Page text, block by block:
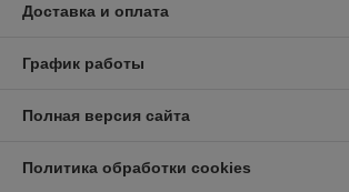
Доставка и оплата
График работы
Полная версия сайта
Политика обработки cookies